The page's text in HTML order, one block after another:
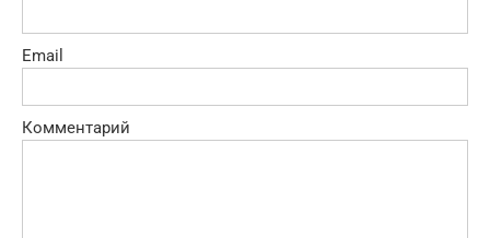
Email
Комментарий